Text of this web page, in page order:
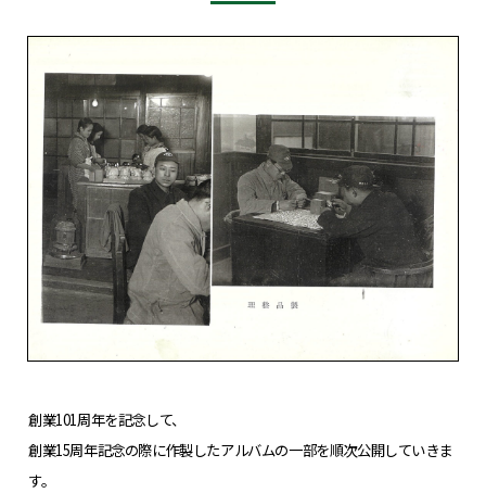
創業101周年を記念して、
創業15周年記念の際に作製したアルバムの一部を順次公開していきま
す。